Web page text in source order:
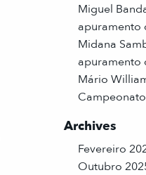
Miguel
apuramento
Midana
apuramento
Mário
Archives
Fevereiro
Outubro